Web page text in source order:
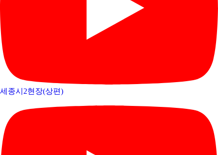
세종시2현장(상편)